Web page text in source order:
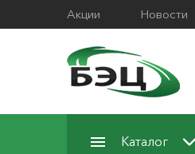
Акции Новости
Каталог